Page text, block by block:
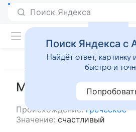
Поиск Яндекса
Макар
Происхождение: греческое
Значение: счастливый
Поиск Яндекса с
Найдёт ответ,
быстро и